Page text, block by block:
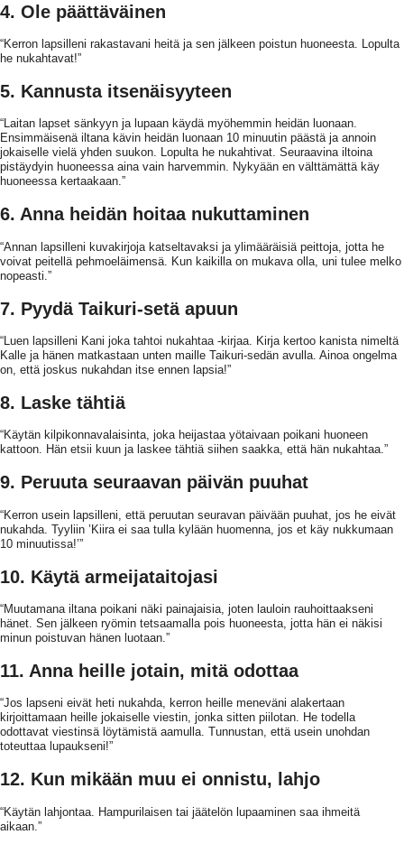
4. Ole päättäväinen
“Kerron lapsilleni rakastavani heitä ja sen jälkeen poistun huoneesta. Lopulta
he nukahtavat!”
5. Kannusta itsenäisyyteen
“Laitan lapset sänkyyn ja lupaan käydä myöhemmin heidän luonaan.
Ensimmäisenä iltana kävin heidän luonaan 10 minuutin päästä ja annoin
jokaiselle vielä yhden suukon. Lopulta he nukahtivat. Seuraavina iltoina
pistäydyin huoneessa aina vain harvemmin. Nykyään en välttämättä käy
huoneessa kertaakaan.”
6. Anna heidän hoitaa nukuttaminen
“Annan lapsilleni kuvakirjoja katseltavaksi ja ylimääräisiä peittoja, jotta he
voivat peitellä pehmoeläimensä. Kun kaikilla on mukava olla, uni tulee melko
nopeasti.”
7. Pyydä Taikuri-setä apuun
“Luen lapsilleni Kani joka tahtoi nukahtaa -kirjaa. Kirja kertoo kanista nimeltä
Kalle ja hänen matkastaan unten maille Taikuri-sedän avulla. Ainoa ongelma
on, että joskus nukahdan itse ennen lapsia!”
8. Laske tähtiä
“Käytän kilpikonnavalaisinta, joka heijastaa yötaivaan poikani huoneen
kattoon. Hän etsii kuun ja laskee tähtiä siihen saakka, että hän nukahtaa.”
9. Peruuta seuraavan päivän puuhat
“Kerron usein lapsilleni, että peruutan seuravan päivään puuhat, jos he eivät
nukahda. Tyyliin ’Kiira ei saa tulla kylään huomenna, jos et käy nukkumaan
10 minuutissa!’”
10. Käytä armeijataitojasi
“Muutamana iltana poikani näki painajaisia, joten lauloin rauhoittaakseni
hänet. Sen jälkeen ryömin tetsaamalla pois huoneesta, jotta hän ei näkisi
minun poistuvan hänen luotaan.”
11. Anna heille jotain, mitä odottaa
“Jos lapseni eivät heti nukahda, kerron heille meneväni alakertaan
kirjoittamaan heille jokaiselle viestin, jonka sitten piilotan. He todella
odottavat viestinsä löytämistä aamulla. Tunnustan, että usein unohdan
toteuttaa lupaukseni!”
12. Kun mikään muu ei onnistu, lahjo
“Käytän lahjontaa. Hampurilaisen tai jäätelön lupaaminen saa ihmeitä
aikaan.”